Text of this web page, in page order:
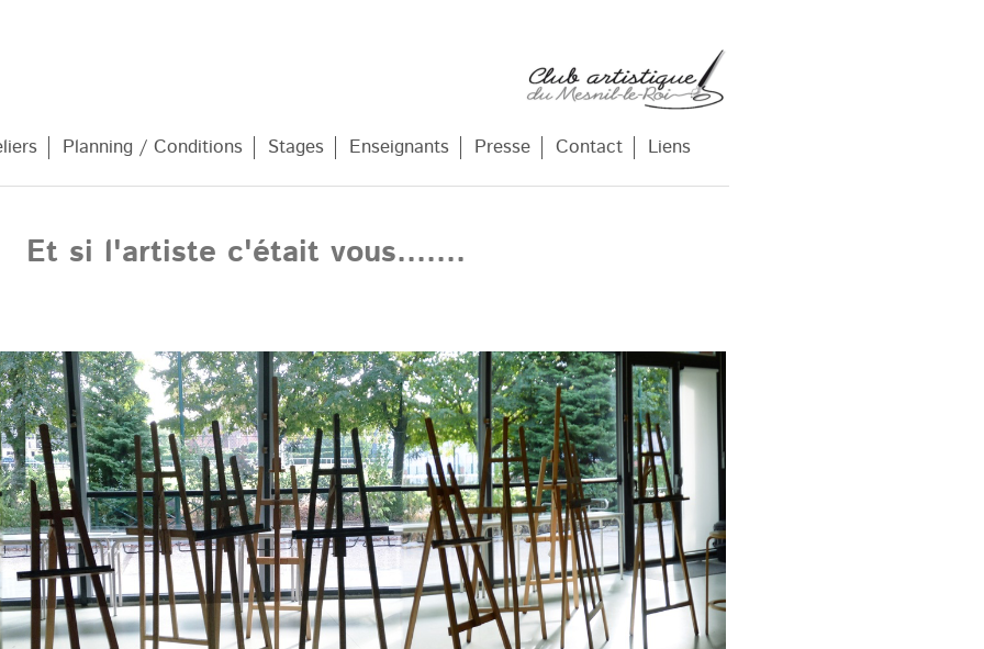
Planning / Conditions Stages Enseignants Presse Contact Liens
Et si l'artiste c'était vous.......